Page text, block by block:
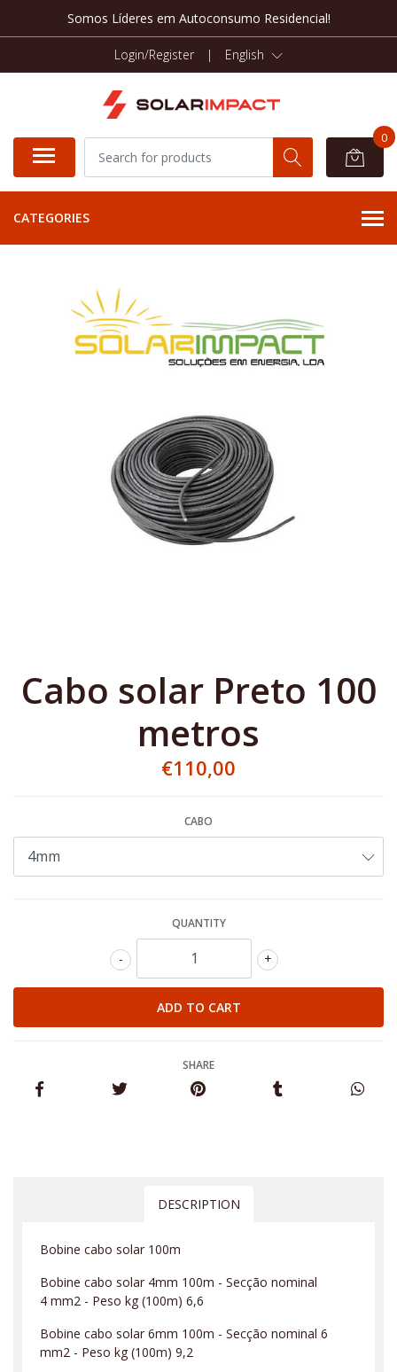
Somos Líderes em Autoconsumo Residencial!
Login/Register | English
0
CATEGORIES
Cabo solar Preto 100
metros
€110,00
CABO
QUANTITY
+
-
SHARE
DESCRIPTION
Bobine cabo solar 100m
Bobine cabo solar 4mm 100m - Secção nominal
4 mm2 - Peso kg (100m) 6,6
Bobine cabo solar 6mm 100m - Secção nominal 6
mm2 - Peso kg (100m) 9,2